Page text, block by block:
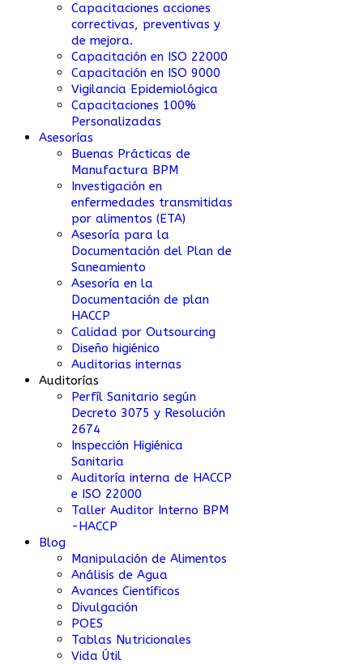
Capacitaciones acciones
correctivas, preventivas y
de mejora.
Capacitación en ISO 22000
Capacitación en ISO 9000
Vigilancia Epidemiológica
Capacitaciones 100%
Personalizadas
Asesorías
Buenas Prácticas de
Manufactura BPM
Investigación en
enfermedades transmitidas
por alimentos (ETA)
Asesoría para la
Documentación del Plan de
Saneamiento
Asesoría en la
Documentación de plan
HACCP
Calidad por Outsourcing
Diseño higiénico
Auditorias internas
Auditorías
Perfíl Sanitario según
Decreto 3075 y Resolución
2674
Inspección Higiénica
Sanitaria
Auditoría interna de HACCP
e ISO 22000
Taller Auditor Interno BPM
-HACCP
Blog
Manipulación de Alimentos
Análisis de Agua
Avances Científicos
Divulgación
POES
Tablas Nutricionales
Vida Útil